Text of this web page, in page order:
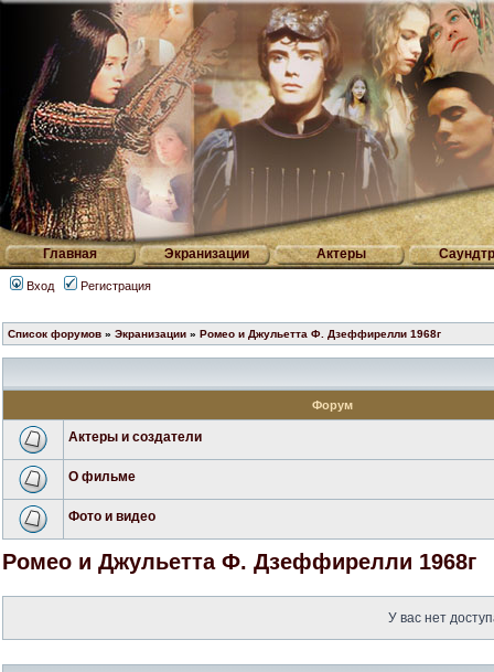
Главная Экранизации Актеры
Вход Регистрация
Список форумов » Экранизации » Ромео и Джульетта Ф. Дзеффирелли 1968г
Форум
Актеры и создатели
О фильме
Фото и видео
Ромео и Джульетта Ф. Дзеффирелли 1968г
У вас нет